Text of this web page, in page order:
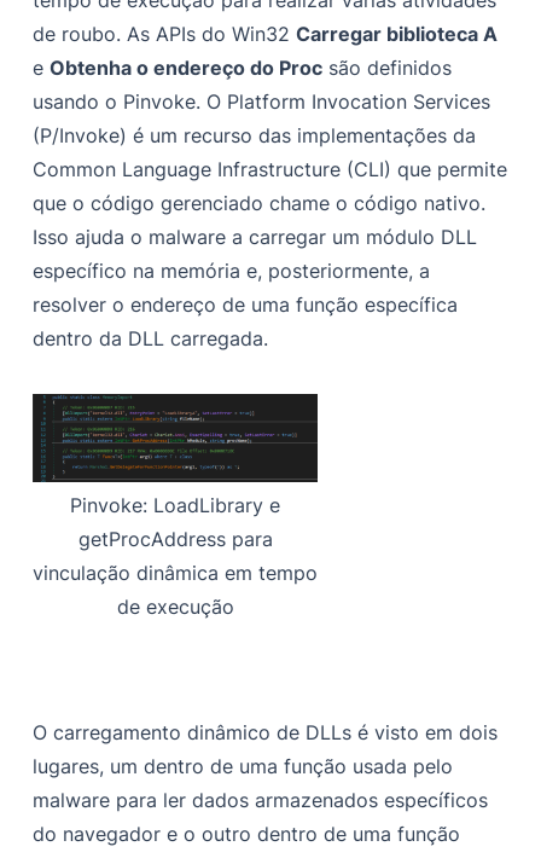
de roubo. As APIs do Win32Carregar biblioteca A
eObtenha o endereço do Proc são definidos
usando o Pinvoke. O Platform Invocation Services
(P/Invoke) é um recurso das implementações da
Common Language Infrastructure (CLI) que permite
que o código gerenciado chame o código nativo.
Isso ajuda o malware a carregar um módulo DLL
específico na memória e, posteriormente, a
resolver o endereço de uma função específica
dentro da DLL carregada.
Pinvoke: LoadLibrary e
getProcAddress para
vinculação dinâmica em tempo
de execução
O carregamento dinâmico de DLLs é visto em dois
lugares, um dentro de uma função usada pelo
malware para ler dados armazenados específicos
do navegador e o outro dentro de uma função